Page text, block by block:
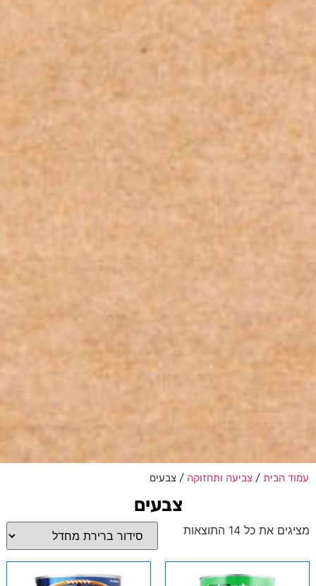
עמוד הבית / צביעה ותחזוקה / צבעים
צבעים
מציגים את כל ⁦14⁩ התוצאות